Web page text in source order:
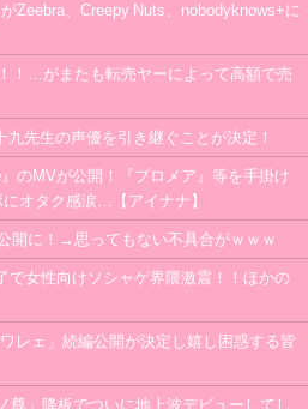
Zeebra、Creepy Nuts、nobodyknows+に
！…がまたも転売ヤーによって高額で売
九先生の声優を引き継ぐことが決定！
のMVが公開！『プロメア』等を手掛け
オタク感涙…【アイナナ】
開に！→思ってもない不具合がｗｗｗ
で女性向けソシャゲ界隈激震！！ほかの
レェ」続編公開が決定し嬉し困惑する皆
尊」降板でついに地上波デビューしてし